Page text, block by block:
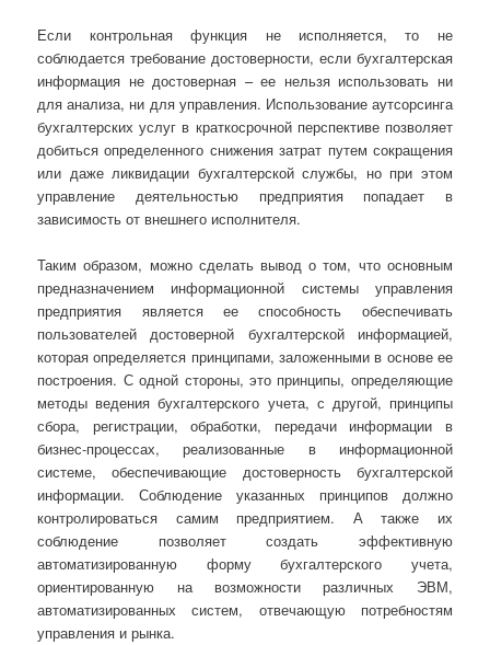
Если контрольная функция не исполняется, то не
соблюдается требование достоверности, если бухгалтерская
информация не достоверная – ее нельзя использовать ни
для анализа, ни для управления. Использование аутсорсинга
бухгалтерских услуг в краткосрочной перспективе позволяет
добиться определенного снижения затрат путем сокращения
или даже ликвидации бухгалтерской службы, но при этом
управление деятельностью предприятия попадает в
зависимость от внешнего исполнителя.
Таким образом, можно сделать вывод о том, что основным
предназначением информационной системы управления
предприятия является ее способность обеспечивать
пользователей достоверной бухгалтерской информацией,
которая определяется принципами, заложенными в основе ее
построения. С одной стороны, это принципы, определяющие
методы ведения бухгалтерского учета, с другой, принципы
сбора, регистрации, обработки, передачи информации в
бизнес-процессах, реализованные в информационной
системе, обеспечивающие достоверность бухгалтерской
информации. Соблюдение указанных принципов должно
контролироваться самим предприятием. А также их
соблюдение позволяет создать эффективную
автоматизированную форму бухгалтерского учета,
ориентированную на возможности различных ЭВМ,
автоматизированных систем, отвечающую потребностям
управления и рынка.